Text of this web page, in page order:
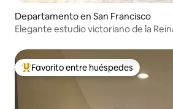
Departamento en San Francisco
Elegante estudio victoriano de la
De los mejores en Favorito entre
Favorito entre huéspedes